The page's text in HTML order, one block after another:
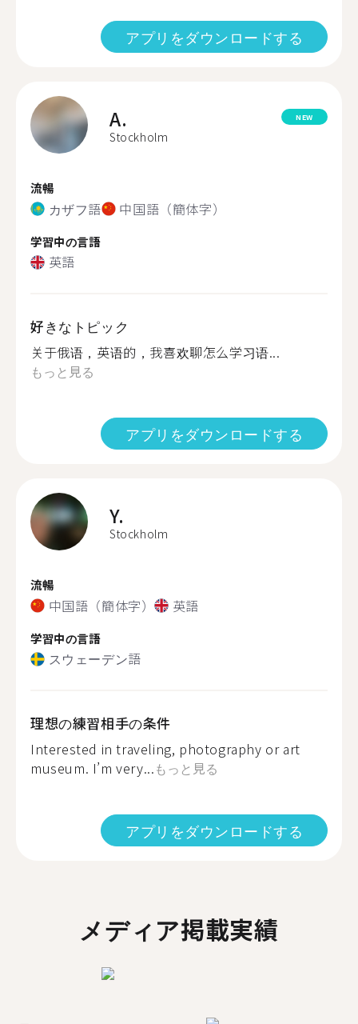
アプリをダウンロードする
A.
Stockholm
NEW
流暢
カザフ語 中国語（簡体字）
学習中の言語
英語
好きなトピック
关于俄语，英语的，我喜欢聊怎么学习语...
もっと見る
アプリをダウンロードする
Y.
Stockholm
流暢
中国語（簡体字） 英語
学習中の言語
スウェーデン語
理想の練習相手の条件
Interested in traveling, photography or art
museum. I’m very...もっと見る
アプリをダウンロードする
メディア掲載実績